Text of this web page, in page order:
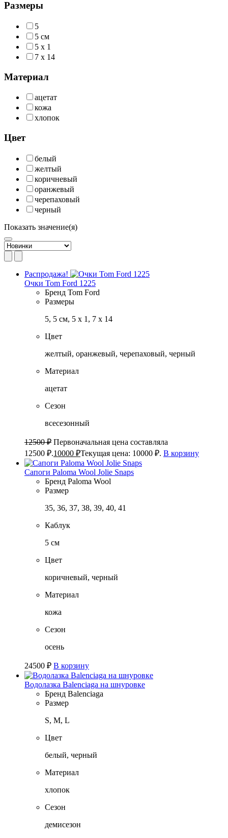
Размеры
5
5 см
5 х 1
7 х 14
Материал
ацетат
кожа
хлопок
Цвет
белый
желтый
коричневый
оранжевый
черепаховый
черный
Показать значение(я)
Распродажа!
Очки Tom Ford 1225
Бренд Tom Ford
Размеры
5, 5 см, 5 х 1, 7 х 14
Цвет
желтый, оранжевый, черепаховый, черный
Материал
ацетат
Сезон
всесезонный
12500₽ Первоначальная цена составляла
12500 ₽.10000 ₽Текущая цена: 10000 ₽. В корзину
Сапоги Paloma Wool Jolie Snaps
Бренд Paloma Wool
Размер
35, 36, 37, 38, 39, 40, 41
Каблук
5 см
Цвет
коричневый, черный
Материал
кожа
Сезон
осень
24500 ₽ В корзину
Водолазка Balenciaga на шнуровке
Бренд Balenciaga
Размер
S, M, L
Цвет
белый, черный
Материал
хлопок
Сезон
демисезон